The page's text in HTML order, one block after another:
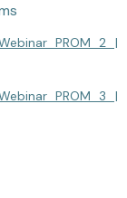
PROM 2 |
PROM 3 |